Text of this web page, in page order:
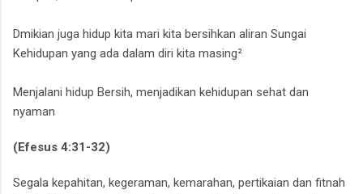
Dmikian juga hidup kita mari kita bersihkan aliran Sungai
Kehidupan yang ada dalam diri kita masing²
Menjalani hidup Bersih, menjadikan kehidupan sehat dan
nyaman
(Efesus 4:31-32)
Segala kepahitan, kegeraman, kemarahan, pertikaian dan fitnah